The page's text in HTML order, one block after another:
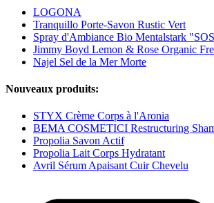
LOGONA
Tranquillo Porte-Savon Rustic Vert
Spray d'Ambiance Bio Mentalstark
Jimmy Boyd Lemon & Rose Organic
Najel Sel de la Mer Morte
Nouveaux produits:
STYX Crème Corps à l'Aronia
BEMA COSMETICI Restructuring
Propolia Savon Actif
Propolia Lait Corps Hydratant
Avril Sérum Apaisant Cuir Chevelu